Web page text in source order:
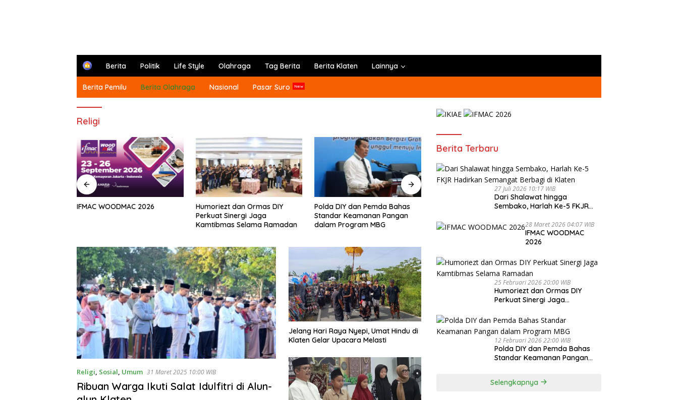
H
m
e
Berita Politik Life Style Olahraga Tag Berita Berita Klaten Lainnya
Berita Pemilu Berita Olahraga Nasional Pasar Suro
Religi
IFMAC WOODMAC 2026
Humoriezt dan Ormas DIY
Perkuat Sinergi Jaga
Kamtibmas Selama Ramadan
Polda DIY dan Pemda Bahas
Standar Keamanan Pangan
dalam Program MBG
Pemimpin Muda Klaten
Indra Ardhianto Meninggal
Ketua RKP DIY : Pemuda Harus
Kreatifitas serta Berkontribusi
Positif dalam Pembangunan
Religi, Sosial, Umum 31 Maret 2025 10:00 WIB
Ribuan Warga Ikuti Salat Idulfitri di Alun-
Jelang Hari Raya Nyepi, Umat Hindu di
Klaten Gelar Upacara Melasti
Berita Terbaru
27 Juli 2026 10:17 WIB
Dari Shalawat hingga
Sembako, Harlah Ke-5 FKJR
Klaten
28 Maret 2026 04:07 WIB
IFMAC WOODMAC
2026
25 Februari 2026 20:00 WIB
Humoriezt dan Ormas DIY
Perkuat Sinergi Jaga
12 Februari 2026 22:00 WIB
Polda DIY dan Pemda Bahas
Standar Keamanan Pangan
Selengkapnya